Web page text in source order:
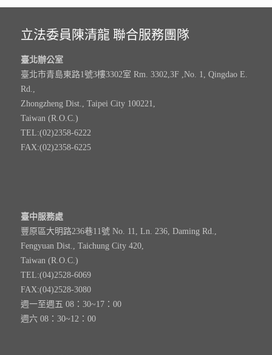
立法委員陳清龍 聯合服務團隊
臺北辦公室
臺北市青島東路1號3樓3302室 Rm. 3302,3F ,No. 1, Qingdao E.
Rd.,
Zhongzheng Dist., Taipei City 100221,
Taiwan (R.O.C.)
TEL:(02)2358-6222
FAX:(02)2358-6225
臺中服務處
豐原區大明路236巷11號 No. 11, Ln. 236, Daming Rd.,
Fengyuan Dist., Taichung City 420,
Taiwan (R.O.C.)
TEL:(04)2528-6069
FAX:(04)2528-3080
週一至週五 08：30~17：00
週六 08：30~12：00